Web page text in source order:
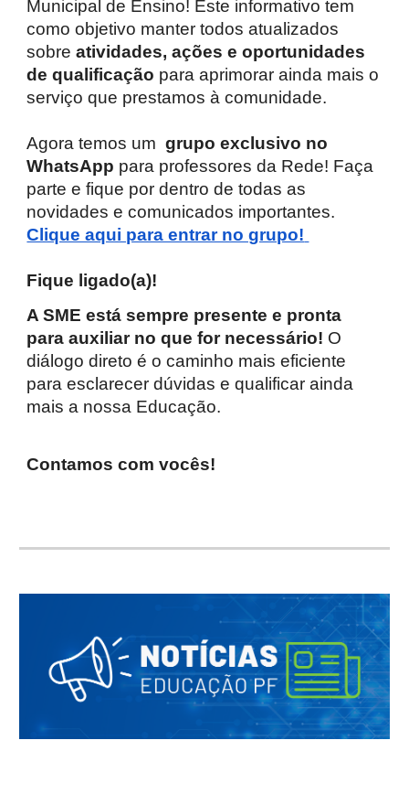
Municipal de Ensino! Este informativo tem
como objetivo manter todos atualizados
sobreatividades, ações e oportunidades
de qualificação para aprimorar ainda mais o
serviço que prestamos à comunidade.
Agora temos umgrupo exclusivo no
WhatsApp para professores da Rede! Faça
parte e fique por dentro de todas as
novidades e comunicados importantes.
Clique aqui para entrar no grupo!
Fique ligado(a)!
A SME está sempre presente e pronta
para auxiliar no que for necessário! O
diálogo direto é o caminho mais eficiente
para esclarecer dúvidas e qualificar ainda
mais a nossa Educação.
Contamos com vocês!